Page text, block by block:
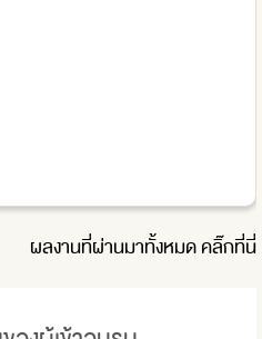
ผลงานที่ผ่านมาทั้งหมดคลิ๊กที่นี่